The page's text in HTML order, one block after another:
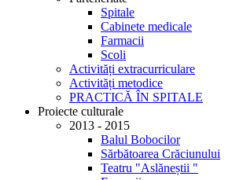
Spitale
Cabinete medicale
Farmacii
Scoli
Activități extracurriculare
Activități metodice
PRACTICĂ ÎN SPITALE
Proiecte culturale
2013 - 2015
Balul Bobocilor
Sărbătoarea Crăciunului
Teatru "Aslăneștii "